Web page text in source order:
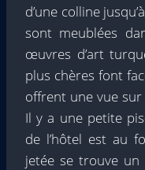
d’une colline
sont meublées
œuvres d’art
plus chères font
offrent une vue
Il y a une petite
de l’hôtel est au
jetée se trouve